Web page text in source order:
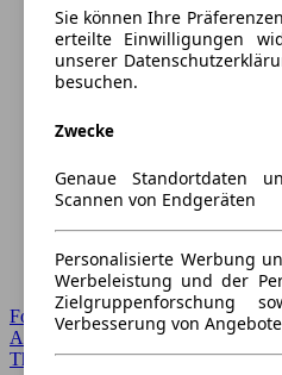
Forum Startseite
Alle Auto-Foren
Themen-Forum
Sie können Ihre
erteilte Einwilligungen
unserer
besuchen.
Zwecke
Genaue Standortdaten
Scannen von Endgeräten
Personalisierte Werbung
Werbeleistung und der
Zielgruppenforschung
Verbesserung von